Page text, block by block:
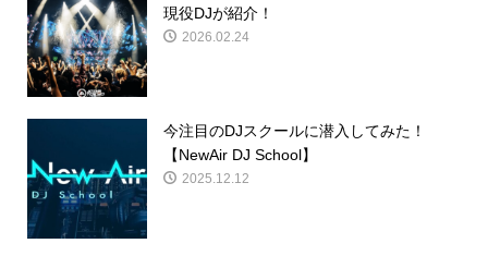
現役DJが紹介！
2026.02.24
今注目のDJスクールに潜入してみた！
【NewAir DJ School】
2025.12.12